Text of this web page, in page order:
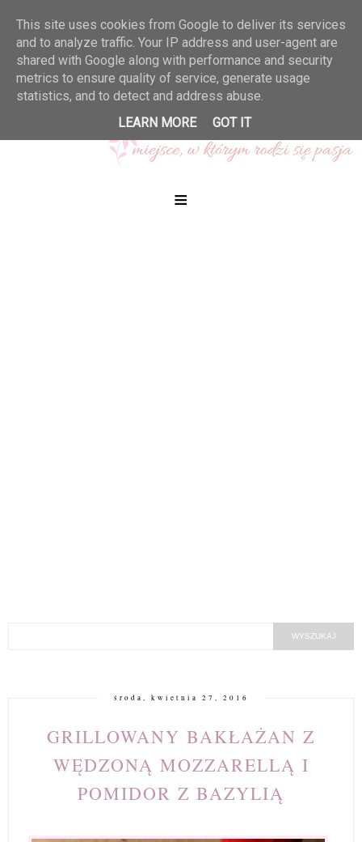
≡
środa, kwietnia 27, 2016
GRILLOWANY BAKŁAŻAN Z
WĘDZONĄ MOZZARELLĄ I
POMIDOR Z BAZYLIĄ
This site uses cookies from Google to deliver its services
and to analyze traffic. Your IP address and user-agent are
shared with Google along with performance and security
metrics to ensure quality of service, generate usage
statistics, and to detect and address abuse.
LEARN MORE
GOT IT